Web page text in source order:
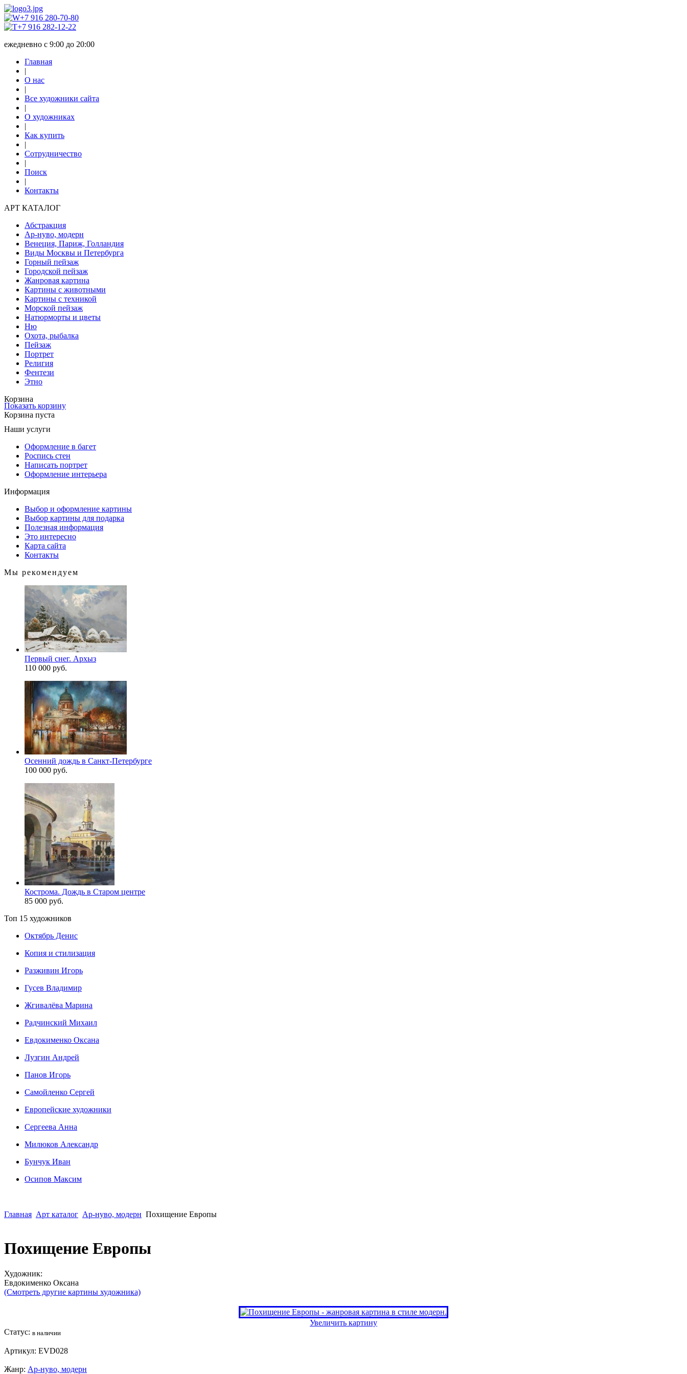
+7 916 280-70-80
+7 916 282-12-22
ежедневно с 9:00 до 20:00
Главная
|
О нас
|
Все художники сайта
|
О художниках
|
Как купить
|
Сотрудничество
|
Поиск
|
Контакты
АРТ КАТАЛОГ
Абстракция
Ар-нуво, модерн
Венеция, Париж, Голландия
Виды Москвы и Петербурга
Горный пейзаж
Городской пейзаж
Жанровая картина
Картины с животными
Картины с техникой
Морской пейзаж
Натюрморты и цветы
Ню
Охота, рыбалка
Пейзаж
Портрет
Религия
Фентези
Этно
Корзина
Показать корзину
Корзина пуста
Наши услуги
Оформление в багет
Роспись стен
Написать портрет
Оформление интерьера
Информация
Выбор и оформление картины
Выбор картины для подарка
Полезная информация
Это интересно
Карта сайта
Контакты
Мы рекомендуем
Первый снег. Архыз
110 000 руб.
Осенний дождь в Санкт-Петербурге
100 000 руб.
Кострома. Дождь в Старом центре
85 000 руб.
Топ 15 художников
Октябрь Денис
Копия и стилизация
Разживин Игорь
Гусев Владимир
Жгивалёва Марина
Радчинский Михаил
Евдокименко Оксана
Лузгин Андрей
Панов Игорь
Сaмoйленко Сергей
Европейские художники
Сергеева Анна
Милюков Александр
Бунчук Иван
Осипoв Максим
Главная Арт каталог Ар-нуво, модерн Похищение Европы
Похищение Европы
Художник:
Евдокименко Оксана
(Смотреть другие картины художника)
Увеличить картину
Статус: в наличии
Артикул: EVD028
Жанр: Ар-нуво, модерн